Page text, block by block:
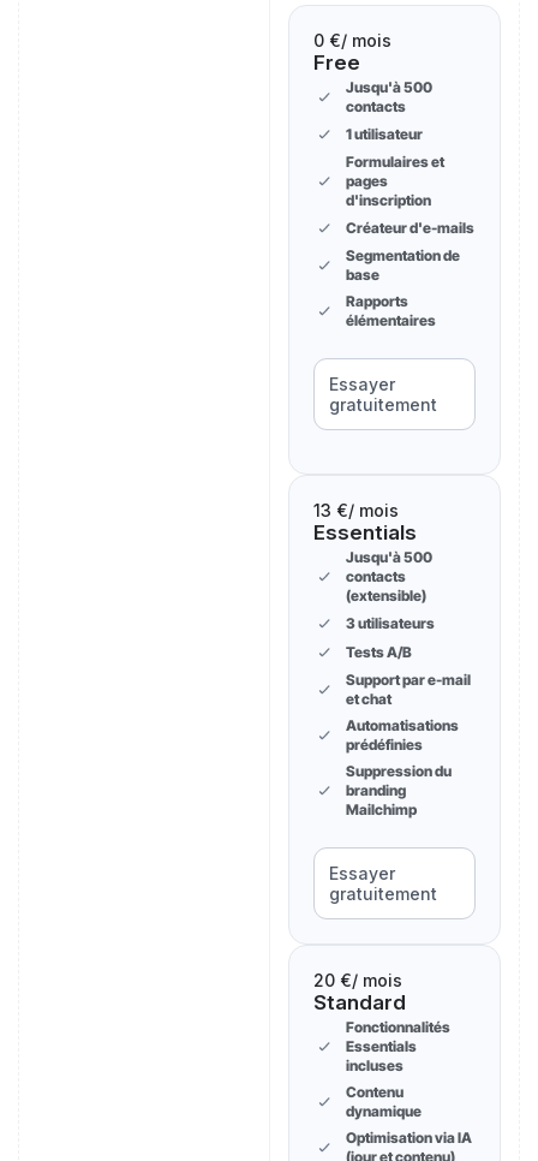
0 €/ mois
Free
Jusqu'à 500
contacts
1 utilisateur
Formulaires et
pages
d'inscription
Créateur d'e-mails
Segmentation de
base
Rapports
élémentaires
Essayer
gratuitement
13 €/ mois
Essentials
Jusqu'à 500
contacts
(extensible)
3 utilisateurs
Tests A/B
Support par e-mail
et chat
Automatisations
prédéfinies
Suppression du
branding
Mailchimp
Essayer
gratuitement
20 €/ mois
Standard
Fonctionnalités
Essentials
incluses
Contenu
dynamique
Optimisation via IA
(jour et contenu)